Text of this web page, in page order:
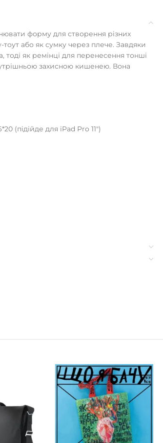
форму для створення різних
або як сумку через плече. Завдяки
тоді як ремінці для перенесення тонші
захисною кишенею. Вона
(підійде для iPad Pro 11")